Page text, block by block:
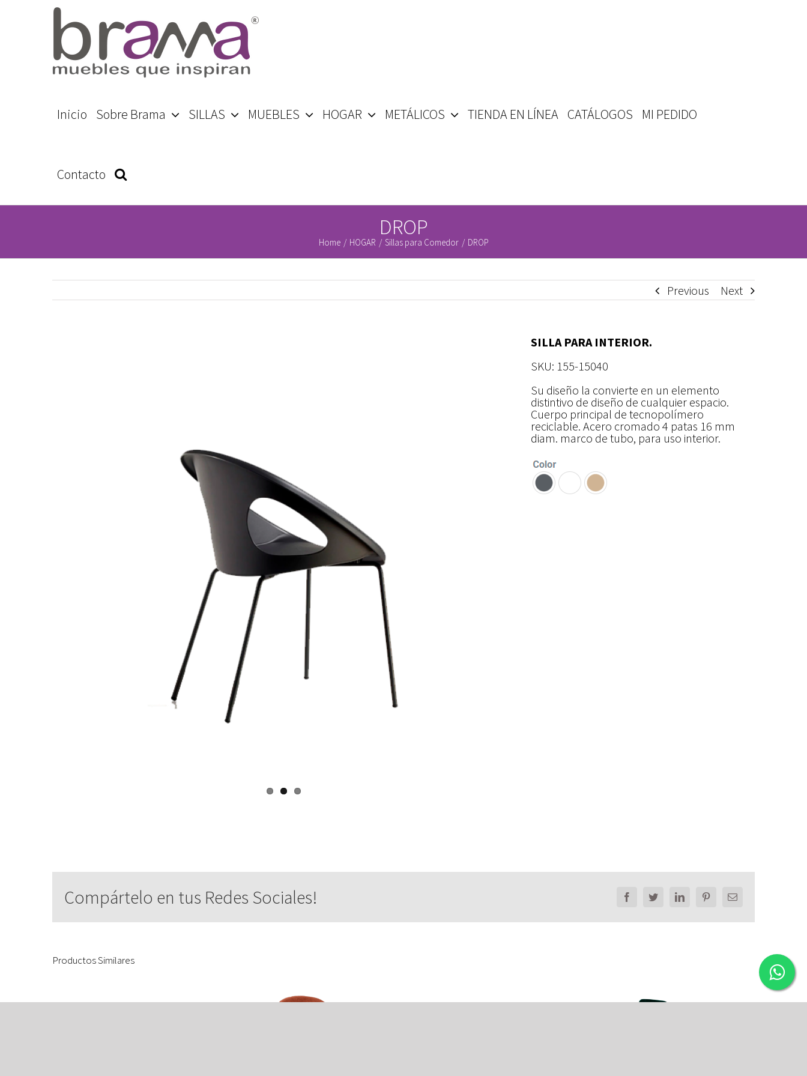
Search
for:
Inicio Sobre Brama SILLAS MUEBLES HOGAR METÁLICOS TIENDA EN LÍNEA CATÁLOGOS MI PEDIDO
Contacto
DROP
Home / HOGAR / Sillas para Comedor / DROP
Previous Next
SILLA PARA INTERIOR.
SKU: 155-15040
Su diseño la convierte en un elemento
distintivo de diseño de cualquier espacio.
Cuerpo principal de tecnopolímero
reciclable. Acero cromado 4 patas 16 mm
diam. marco de tubo, para uso interior.
Compártelo en tus Redes Sociales! FacebookTwitterLinkedInPinterestEmail
Productos Similares